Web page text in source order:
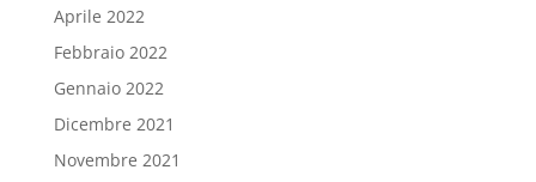
Aprile 2022
Febbraio 2022
Gennaio 2022
Dicembre 2021
Novembre 2021